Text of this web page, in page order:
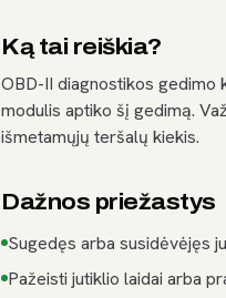
Ką tai reiškia?
OBD-II diagnostikos gedimo
modulis aptiko šį gedimą.
išmetamųjų teršalų kiekis.
Dažnos priežastys
Sugedęs arba susidėvėjęs
Pažeisti jutiklio laidai arba